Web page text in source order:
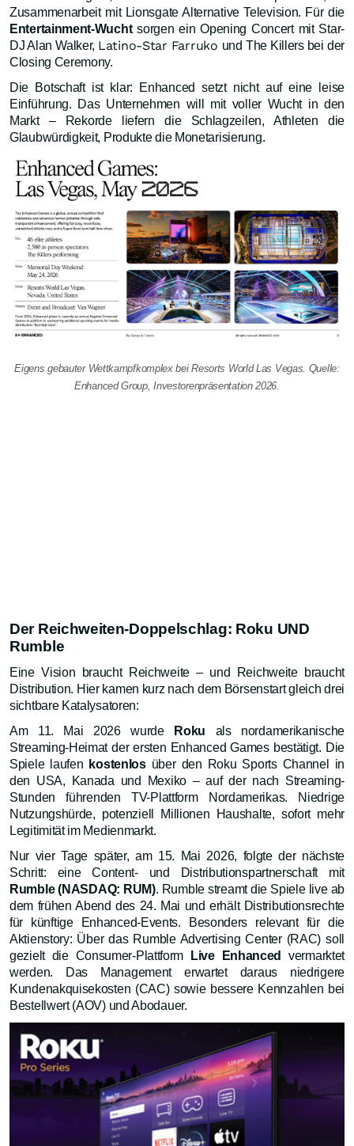
Zusammenarbeit mit Lionsgate Alternative Television. Für die
Entertainment-Wuchtsorgen ein Opening Concert mit Star-
DJ Alan Walker, Latino-Star Farruko und The Killers bei der
Closing Ceremony.
Die Botschaft ist klar: Enhanced setzt nicht auf eine leise
Einführung. Das Unternehmen will mit voller Wucht in den
Markt – Rekorde liefern die Schlagzeilen, Athleten die
Glaubwürdigkeit, Produkte die Monetarisierung.
Eigens gebauter Wettkampfkomplex bei Resorts World Las Vegas. Quelle:
Enhanced Group, Investorenpräsentation 2026.
Der Reichweiten-Doppelschlag: Roku UND
Rumble
Eine Vision braucht Reichweite – und Reichweite braucht
Distribution. Hier kamen kurz nach dem Börsenstart gleich drei
sichtbare Katalysatoren:
Am 11. Mai 2026 wurde
Roku als nordamerikanische
Streaming-Heimat der ersten Enhanced Games bestätigt. Die
Spiele laufen kostenlosüber den Roku Sports Channel in
den USA, Kanada und Mexiko – auf der nach Streaming-
Stunden führenden TV-Plattform Nordamerikas. Niedrige
Nutzungshürde, potenziell Millionen Haushalte, sofort mehr
Legitimität im Medienmarkt.
Nur vier Tage später, am 15. Mai 2026, folgte der nächste
Schritt: eine Content- und Distributionspartnerschaft mit
Rumble (NASDAQ: RUM). Rumble streamt die Spiele live ab
dem frühen Abend des 24. Mai und erhält Distributionsrechte
für künftige Enhanced-Events. Besonders relevant für die
Aktienstory: Über das Rumble Advertising Center (RAC) soll
gezielt die Consumer-Plattform
Live Enhanced
vermarktet
werden. Das Management erwartet daraus niedrigere
Kundenakquisekosten (CAC) sowie bessere Kennzahlen bei
Bestellwert (AOV) und Abodauer.